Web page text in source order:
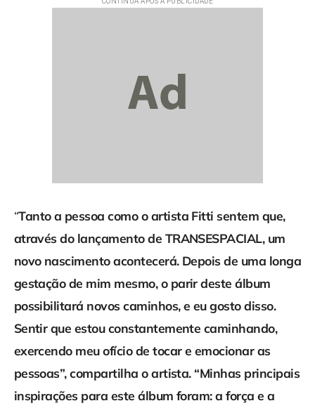
“Tanto a pessoa como o artista Fitti sentem que,
através do lançamento de TRANSESPACIAL, um
novo nascimento acontecerá. Depois de uma longa
gestação de mim mesmo, o parir deste álbum
possibilitará novos caminhos, e eu gosto disso.
Sentir que estou constantemente caminhando,
exercendo meu ofício de tocar e emocionar as
pessoas”, compartilha o artista. “Minhas principais
inspirações para este álbum foram: a força e a